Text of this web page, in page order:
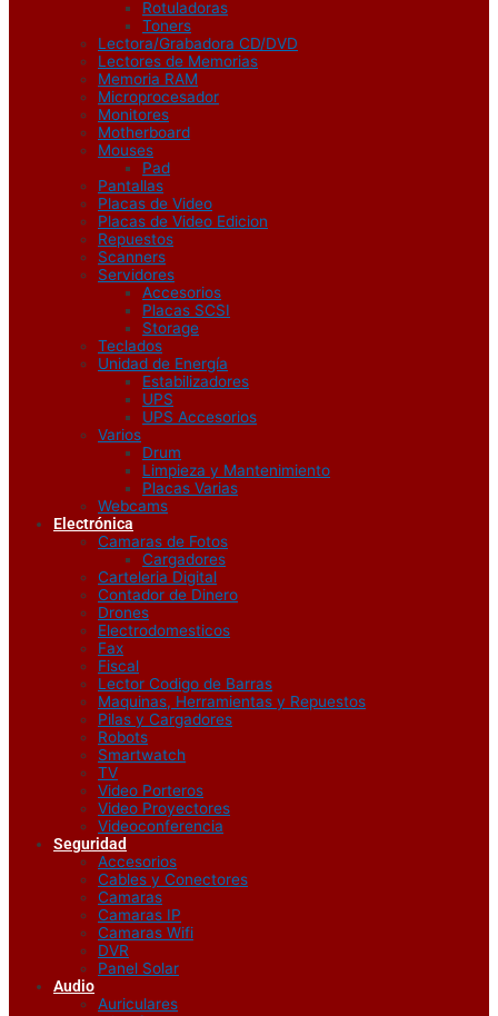
Rotuladoras
Toners
Lectora/Grabadora CD/DVD
Lectores de Memorias
Memoria RAM
Microprocesador
Monitores
Motherboard
Mouses
Pad
Pantallas
Placas de Video
Placas de Video Edicion
Repuestos
Scanners
Servidores
Accesorios
Placas SCSI
Storage
Teclados
Unidad de Energía
Estabilizadores
UPS
UPS Accesorios
Varios
Drum
Limpieza y Mantenimiento
Placas Varias
Webcams
Electrónica
Camaras de Fotos
Cargadores
Carteleria Digital
Contador de Dinero
Drones
Electrodomesticos
Fax
Fiscal
Lector Codigo de Barras
Maquinas, Herramientas y Repuestos
Pilas y Cargadores
Robots
Smartwatch
TV
Video Porteros
Video Proyectores
Videoconferencia
Seguridad
Accesorios
Cables y Conectores
Camaras
Camaras IP
Camaras Wifi
DVR
Panel Solar
Audio
Auriculares